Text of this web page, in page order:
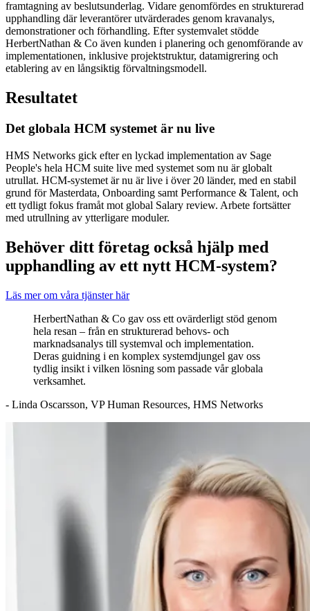
framtagning av beslutsunderlag. Vidare genomfördes en strukturerad
upphandling där leverantörer utvärderades genom kravanalys,
demonstrationer och förhandling. Efter systemvalet stödde
HerbertNathan & Co även kunden i planering och genomförande av
implementationen, inklusive projektstruktur, datamigrering och
etablering av en långsiktig förvaltningsmodell.
Resultatet
Det globala HCM systemet är nu live
HMS Networks gick efter en lyckad implementation av Sage
People's hela HCM suite live med systemet som nu är globalt
utrullat. HCM-systemet är nu är live i över 20 länder, med en stabil
grund för Masterdata, Onboarding samt Performance & Talent, och
ett tydligt fokus framåt mot global Salary review. Arbete fortsätter
med utrullning av ytterligare moduler.
Behöver ditt företag också hjälp med
upphandling av ett nytt HCM-system?
Läs mer om våra tjänster här
HerbertNathan & Co gav oss ett ovärderligt stöd genom
hela resan – från en strukturerad behovs- och
marknadsanalys till systemval och implementation.
Deras guidning i en komplex systemdjungel gav oss
tydlig insikt i vilken lösning som passade vår globala
verksamhet.
- Linda Oscarsson, VP Human Resources, HMS Networks